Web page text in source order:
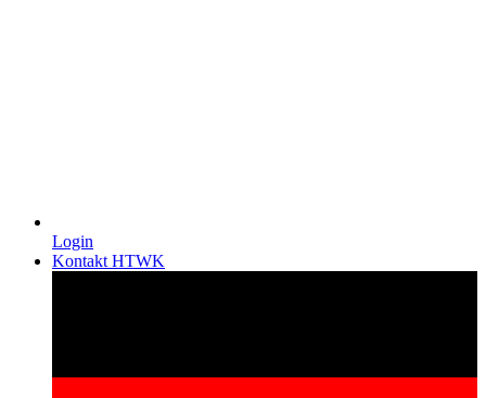
Login
Kontakt HTWK